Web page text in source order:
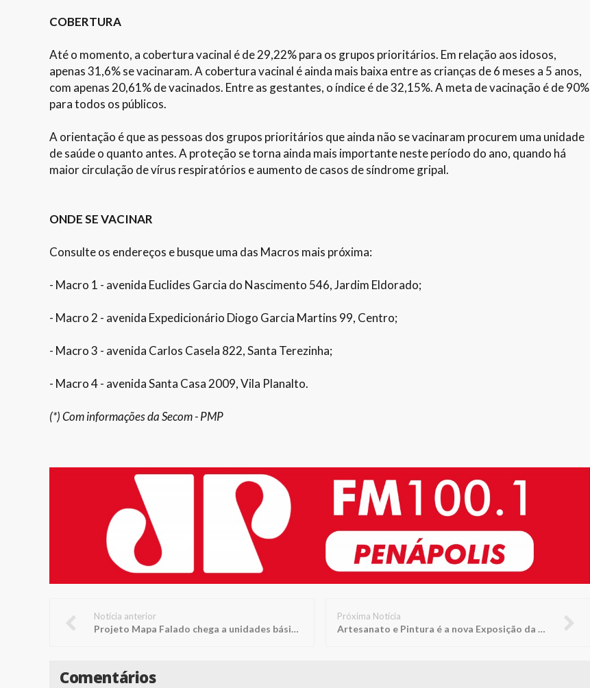
COBERTURA
Até o momento, a cobertura vacinal é de 29,22% para os grupos prioritários. Em relação aos idosos,
apenas 31,6% se vacinaram. A cobertura vacinal é ainda mais baixa entre as crianças de 6 meses a 5 anos,
com apenas 20,61% de vacinados. Entre as gestantes, o índice é de 32,15%. A meta de vacinação é de 90%
para todos os públicos.
A orientação é que as pessoas dos grupos prioritários que ainda não se vacinaram procurem uma unidade
de saúde o quanto antes. A proteção se torna ainda mais importante neste período do ano, quando há
maior circulação de vírus respiratórios e aumento de casos de síndrome gripal.
ONDE SE VACINAR
Consulte os endereços e busque uma das Macros mais próxima:
- Macro 1 - avenida Euclides Garcia do Nascimento 546, Jardim Eldorado;
- Macro 2 - avenida Expedicionário Diogo Garcia Martins 99, Centro;
- Macro 3 - avenida Carlos Casela 822, Santa Terezinha;
- Macro 4 - avenida Santa Casa 2009, Vila Planalto.
(*) Com informações da Secom - PMP
Notícia anterior
Projeto Mapa Falado chega a unidades básicas de saúde
Próxima Notícia
Artesanato e Pintura é a nova Exposição da Biblioteca FUNEPE
Comentários